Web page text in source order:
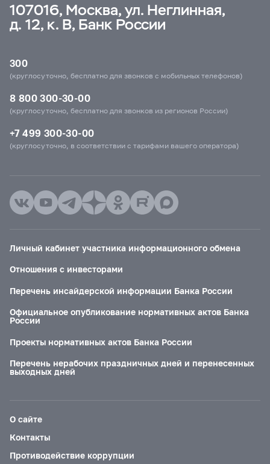
107016, Москва, ул. Неглинная,
д. 12, к. В, Банк России
300
(круглосуточно, бесплатно для звонков с мобильных телефонов)
8 800 300-30-00
(круглосуточно, бесплатно для звонков из регионов России)
+7 499 300-30-00
(круглосуточно, в соответствии с тарифами вашего оператора)
Личный кабинет участника информационного обмена
Отношения с инвесторами
Перечень инсайдерской информации Банка России
Официальное опубликование нормативных актов Банка
России
Проекты нормативных актов Банка России
Перечень нерабочих праздничных дней и перенесенных
выходных дней
О сайте
Контакты
Противодействие коррупции